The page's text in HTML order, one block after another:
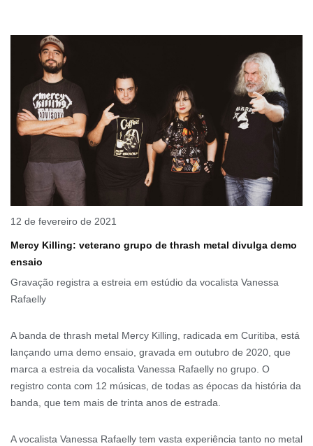
12 de fevereiro de 2021
Mercy Killing: veterano grupo de thrash metal divulga demo
ensaio
Gravação registra a estreia em estúdio da vocalista Vanessa
Rafaelly
A banda de thrash metal Mercy Killing, radicada em Curitiba, está
lançando uma demo ensaio, gravada em outubro de 2020, que
marca a estreia da vocalista Vanessa Rafaelly no grupo. O
registro conta com 12 músicas, de todas as épocas da história da
banda, que tem mais de trinta anos de estrada.
A vocalista Vanessa Rafaelly tem vasta experiência tanto no metal